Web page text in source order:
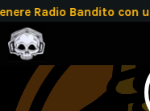
Bandito con una